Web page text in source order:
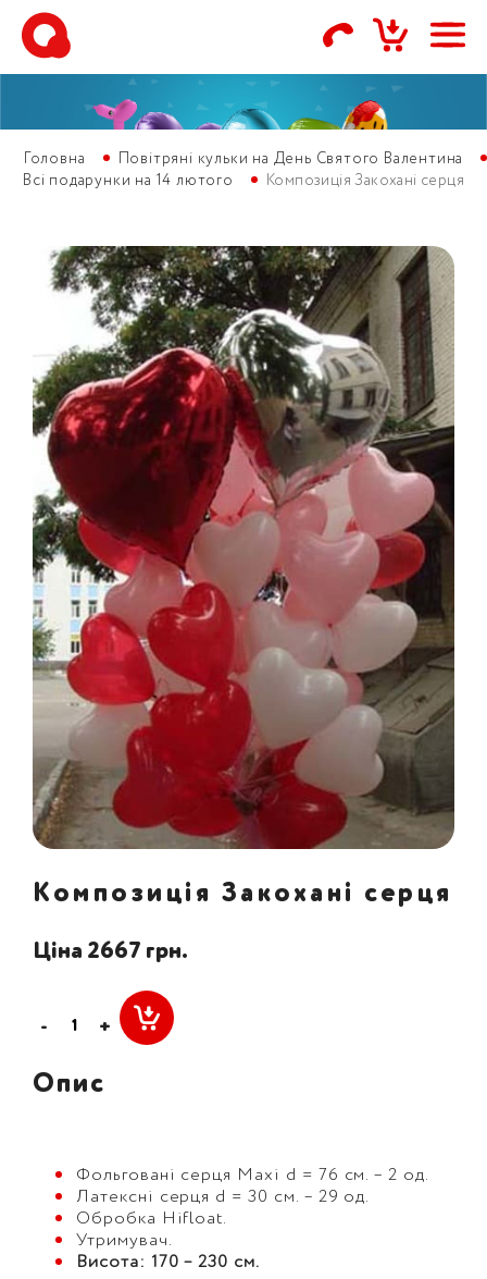
Головна
Повітряні кульки на День Святого Валентина
Всі подарунки на 14 лютого
Композиція Закохані серця
Композиція Закохані серця
Ціна 2667 грн.
- +
Опис
Фольговані серця Maxi d = 76 см. – 2 од.
Латексні серця d = 30 см. – 29 од.
Обробка Hifloat.
Утримувач.
Висота: 170 – 230 см.